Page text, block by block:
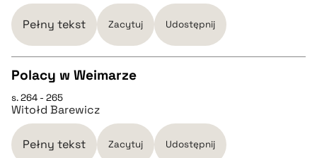
pobierz cytat
BIBTEX
Pełny tekst Zacytuj Udostępnij
CZYSTY TEKST
pobierz cytat
Polacy w Weimarze
s. 264 - 265
Witołd Barewicz
Pełny tekst Zacytuj Udostępnij